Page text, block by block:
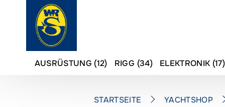
AUSRÜSTUNG (12) RIGG (34) ELEKTRONIK (17)
STARTSEITE YACHTSHOP